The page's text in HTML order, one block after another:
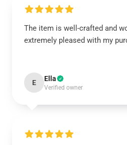
The item is well-crafted and
extremely pleased with my
E Ella
Verified owner